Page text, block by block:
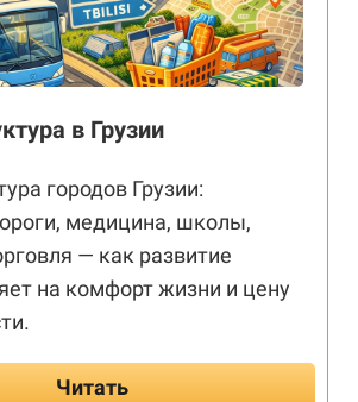
в Грузии
городов Грузии:
медицина, школы,
— как развитие
на комфорт жизни и цену
Читать